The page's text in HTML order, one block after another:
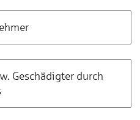
Geschädigter durch